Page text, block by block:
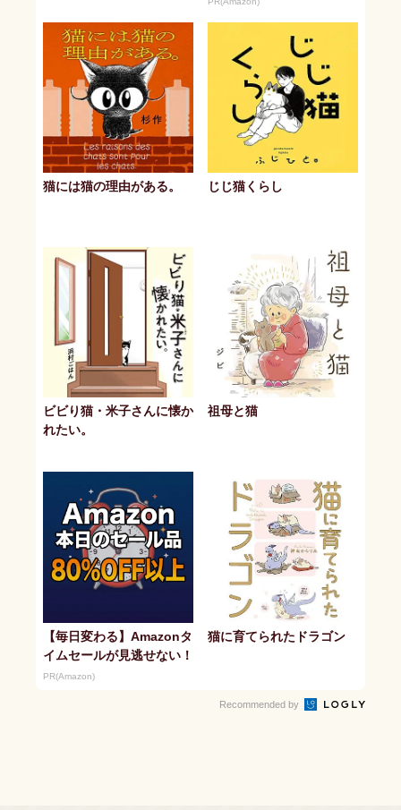
猫には猫の理由がある。 じじ猫くらし
ビビり猫・米子さんに懐か
れたい。
祖母と猫
【毎日変わる】Amazonタ
イムセールが見逃せない！
PR(Amazon)
猫に育てられたドラゴン
Recommended by